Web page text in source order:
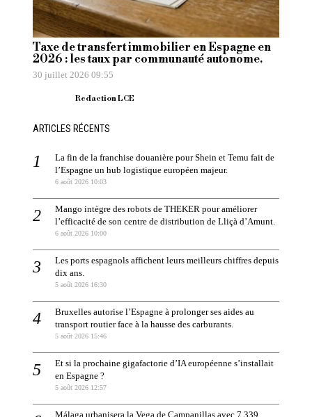
Taxe de transfert immobilier en Espagne en
2026 : les taux par communauté autonome.
30 juillet 2026 09:55
Redaction LCE
ARTICLES RÉCENTS
La fin de la franchise douanière pour Shein et Temu fait de
l’Espagne un hub logistique européen majeur.
6 août 2026 10:03
Mango intègre des robots de THEKER pour améliorer
l’efficacité de son centre de distribution de Lliçà d’Amunt.
6 août 2026 10:00
Les ports espagnols affichent leurs meilleurs chiffres depuis
dix ans.
5 août 2026 16:30
Bruxelles autorise l’Espagne à prolonger ses aides au
transport routier face à la hausse des carburants.
5 août 2026 15:46
Et si la prochaine gigafactorie d’IA européenne s’installait
en Espagne ?
5 août 2026 12:57